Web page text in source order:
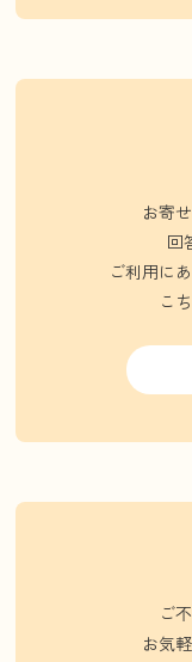
お寄
回
ご利用に
こ
ご
お気